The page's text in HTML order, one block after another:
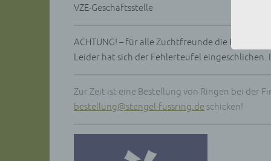
VZE-Geschäftsstelle
ACHTUNG! – für alle Zuchtfreunde die
Leider hat sich der Fehlerteufel
Zur Zeit ist eine Bestellung von Ringen bei der
bestellung@stengel-fussring.de schicken!